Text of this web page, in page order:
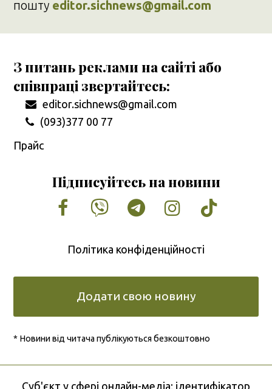
пошту editor.sichnews@gmail.com
З питань реклами на сайті або
співпраці звертайтесь:
editor.sichnews@gmail.com
(093)377 00 77
Прайс
Підписуйтесь на новини
Facebook
VimeoTumblrInstagram
Tiktok
Політика конфіденційності
Додати свою новину
* Новини від читача публікуються безкоштовно
Cуб'єкт у сфері онлайн-медіа; ідентифікатор